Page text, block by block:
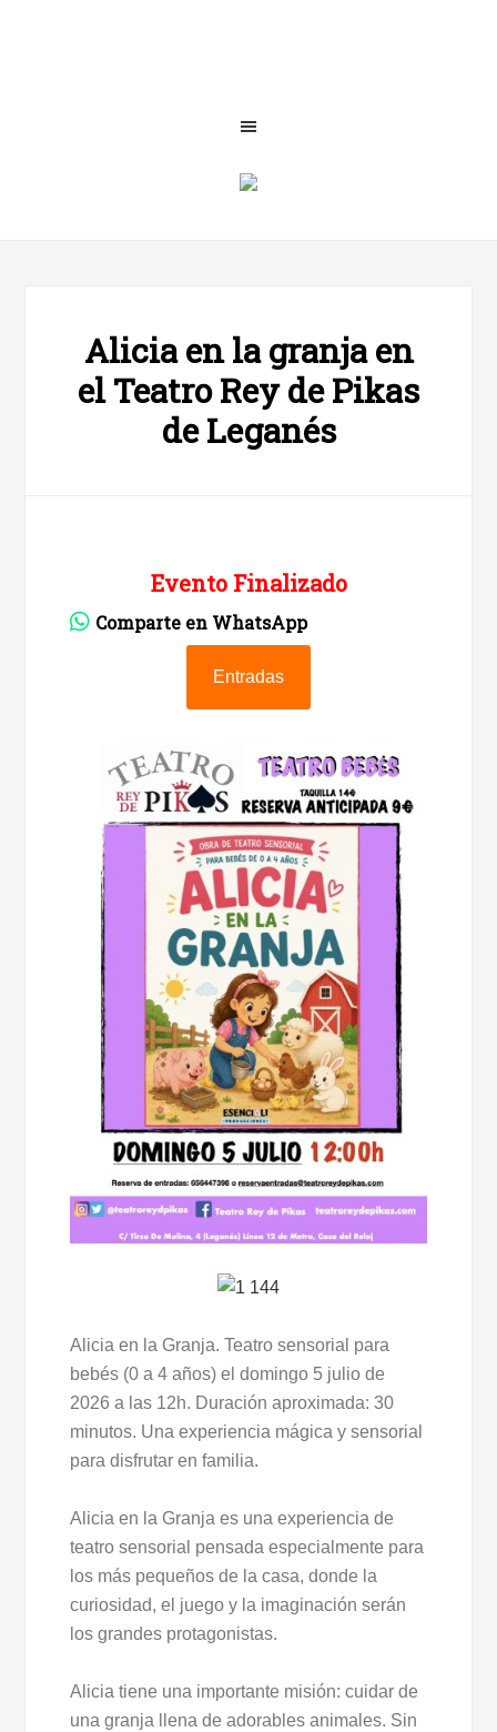
Alicia en la granja en
el Teatro Rey de Pikas
de Leganés
Evento Finalizado
Comparte en WhatsApp
Entradas
Alicia en la Granja. Teatro sensorial para
bebés (0 a 4 años) el domingo 5 julio de
2026 a las 12h. Duración aproximada: 30
minutos. Una experiencia mágica y sensorial
para disfrutar en familia.
Alicia en la Granja es una experiencia de
teatro sensorial pensada especialmente para
los más pequeños de la casa, donde la
curiosidad, el juego y la imaginación serán
los grandes protagonistas.
Alicia tiene una importante misión: cuidar de
una granja llena de adorables animales. Sin